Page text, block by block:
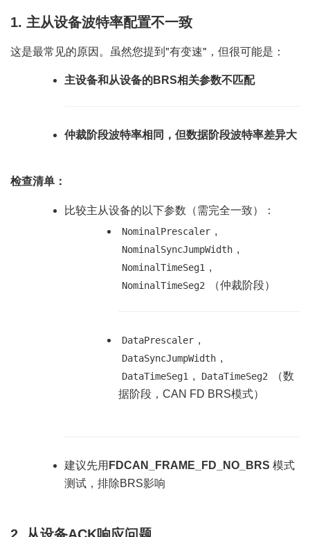
1. 主从设备波特率配置不一致
这是最常见的原因。虽然您提到"有变速"，但很可能是：
主设备和从设备的BRS相关参数不匹配
仲裁阶段波特率相同，但数据阶段波特率差异大
检查清单：
比较主从设备的以下参数（需完全一致）：
NominalPrescaler ,
NominalSyncJumpWidth ,
NominalTimeSeg1 ,
NominalTimeSeg2 （仲裁阶段）
DataPrescaler ,
DataSyncJumpWidth ,
DataTimeSeg1 , DataTimeSeg2
（数
据阶段，CAN FD BRS模式）
建议先用 FDCAN_FRAME_FD_NO_BRS 模式
测试，排除BRS影响